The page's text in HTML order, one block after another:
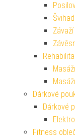
Dárkové
Dárkové
Fitness